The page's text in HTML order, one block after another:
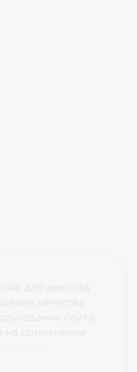
для анализа
качества
сайта,
на применение